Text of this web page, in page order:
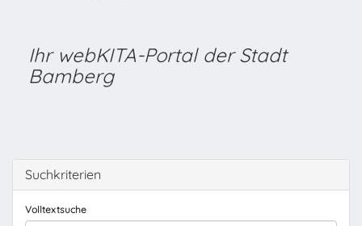
Ihr webKITA-Portal der Stadt
Bamberg
Suchkriterien
Volltextsuche